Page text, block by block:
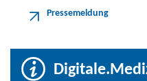
Pressemeldung